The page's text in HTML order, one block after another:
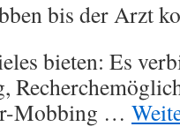
bis der Arzt
bieten: Es
Mobbing …